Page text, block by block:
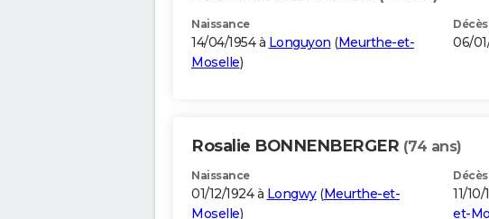
Naissance
14/04/1954 à Longuyon (Meurthe-et-
Moselle)
Décès
06/
Rosalie BONNENBERGER (74 ans)
Naissance
01/12/1924 à Longwy(Meurthe-et-
Moselle)
Décès
11/
et-